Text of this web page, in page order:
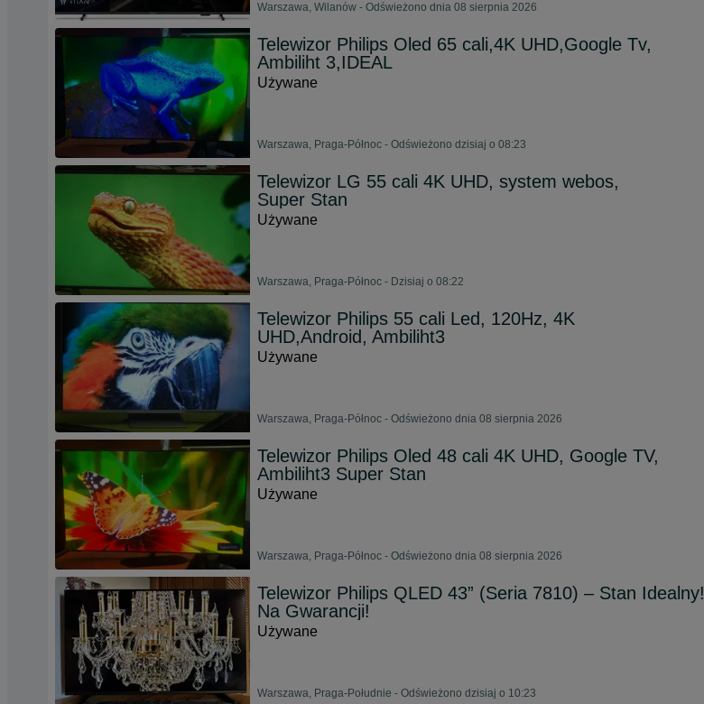
Warszawa, Wilanów - Odświeżono dnia 08 sierpnia 2026
Telewizor Philips Oled 65 cali,4K UHD,Google Tv,
Ambiliht 3,IDEAL
Używane
Warszawa, Praga-Północ - Odświeżono dzisiaj o 08:23
Telewizor LG 55 cali 4K UHD, system webos,
Super Stan
Używane
Warszawa, Praga-Północ - Dzisiaj o 08:22
Telewizor Philips 55 cali Led, 120Hz, 4K
UHD,Android, Ambiliht3
Używane
Warszawa, Praga-Północ - Odświeżono dnia 08 sierpnia 2026
Telewizor Philips Oled 48 cali 4K UHD, Google TV,
Ambiliht3 Super Stan
Używane
Warszawa, Praga-Północ - Odświeżono dnia 08 sierpnia 2026
Telewizor Philips QLED 43” (Seria 7810) – Stan Idealny!
Na Gwarancji!
Używane
Warszawa, Praga-Południe - Odświeżono dzisiaj o 10:23